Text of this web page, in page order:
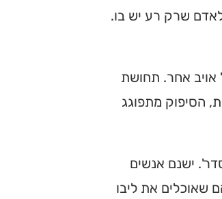
שרק רע יש בו.
אויב אחר. תחושת
הסיפוק מתפוגג
ישנם אנשים
שאוכלים את ליבו